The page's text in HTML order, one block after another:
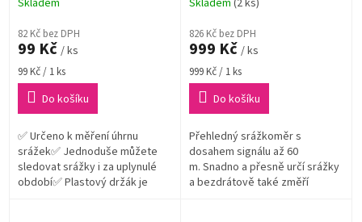
Skladem
82 Kč bez DPH
99 Kč / ks
Měrná
cena:
99 Kč / 1 ks
Do košíku
✅ Určeno k měření úhrnu
srážek✅ Jednoduše můžete
sledovat srážky i za uplynulé
období✅ Plastový držák je
Skladem (2 ks)
826 Kč bez DPH
999 Kč / ks
Měrná
cena:
999 Kč / 1 ks
Do košíku
Přehledný srážkoměr s
dosahem signálu až 60
m. Snadno a přesně určí srážky
a bezdrátově také změří